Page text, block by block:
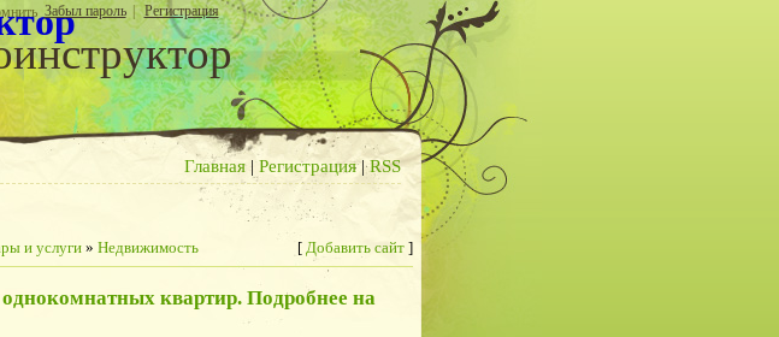
Забыл пароль | Регистрация
Главная| Регистрация|RSS
и услуги» Недвижимость [ Добавить сайт]
квартир. Подробнее на